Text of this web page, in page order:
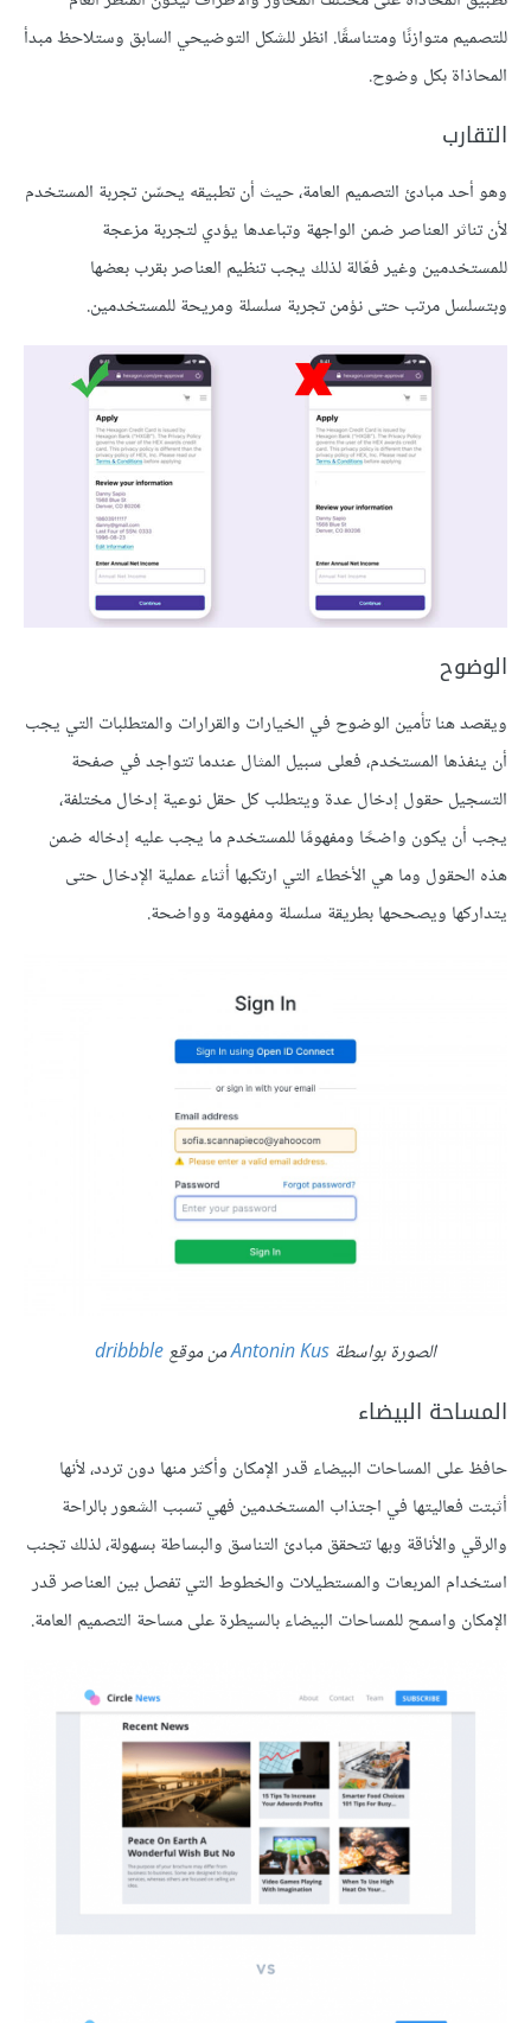
للتصميم متوازنًا ومتناسقًا. انظر للشكل التوضيحي السابق وستلاحظ مبدأ
المحاذاة بكل وضوح.
التقارب
وهو أحد مبادئ التصميم العامة، حيث أن تطبيقه يحسّن تجربة المستخدم
لأن تناثر العناصر ضمن الواجهة وتباعدها يؤدي لتجربة مزعجة
للمستخدمين وغير فعّالة لذلك يجب تنظيم العناصر بقرب بعضها
وبتسلسل مرتب حتى نؤمن تجربة سلسلة ومريحة للمستخدمين.
الوضوح
ويقصد هنا تأمين الوضوح في الخيارات والقرارات والمتطلبات التي يجب
أن ينفذها المستخدم، فعلى سبيل المثال عندما تتواجد في صفحة
التسجيل حقول إدخال عدة ويتطلب كل حقل نوعية إدخال مختلفة،
يجب أن يكون واضحًا ومفهومًا للمستخدم ما يجب عليه إدخاله ضمن
هذه الحقول وما هي الأخطاء التي ارتكبها أثناء عملية الإدخال حتى
يتداركها ويصححها بطريقة سلسلة ومفهومة وواضحة.
الصورة بواسطة Antonin Kusمن موقعdribbble
المساحة البيضاء
حافظ على المساحات البيضاء قدر الإمكان وأكثر منها دون تردد، لأنها
أثبتت فعاليتها في اجتذاب المستخدمين فهي تسبب الشعور بالراحة
والرقي والأناقة وبها تتحقق مبادئ التناسق والبساطة بسهولة، لذلك تجنب
استخدام المربعات والمستطيلات والخطوط التي تفصل بين العناصر قدر
الإمكان واسمح للمساحات البيضاء بالسيطرة على مساحة التصميم العامة.